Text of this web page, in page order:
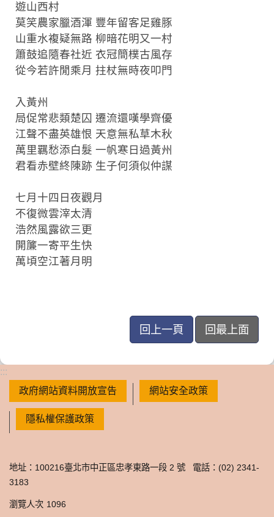
遊山西村
莫笑農家臘酒渾 豐年留客足雞豚
山重水複疑無路 柳暗花明又一村
簫鼓追隨春社近 衣冠簡樸古風存
從今若許閒乘月 拄杖無時夜叩門
入黃州
局促常悲類楚囚 遷流還嘆學齊優
江聲不盡英雄恨 天意無私草木秋
萬里羈愁添白髮 一帆寒日過黃州
君看赤壁終陳跡 生子何須似仲謀
七月十四日夜觀月
不復微雲滓太清
浩然風露欲三更
開簾一寄平生快
萬頃空江著月明
回上一頁 回最上面
:::
政府網站資料開放宣告
網站安全政策
隱私權保護政策
地址：100216臺北市中正區忠孝東路一段 2 號 電話：(02) 2341-
3183
瀏覽人次 1096